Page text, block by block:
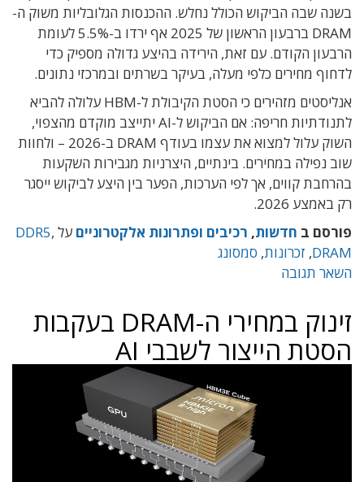
בשנה שבה הביקוש הכולל נחלש. ההכנסות הגלובליות משוק ה-
DRAM ברבעון הראשון של 2025 אף ירדו ב-5.5% לעומת
הרבעון הקודם. עם זאת, הירידה בהיצע גדולה מספיק כדי
לדחוף מחירים כלפי מעלה, בעיקר בשרתים ובמרכזי נתונים.
אנליסטים מזהירים כי הסטת הקיבולת ל-HBM עלולה להביא
לתנודתיות חריפה: אם הביקוש ל-AI יתייצב מוקדם מהצפוי,
השוק עלול למצוא את עצמו בעודף DRAM ב-2026 – ולחוות
שוב נפילה במחירים. בינתיים, היצרניות מגבירות השקעות
בהרחבת קווים, אך לפי הערכות, הפער בין היצע לביקוש ייסגר
רק באמצע 2026.
פורסם ב חדשות, רכיבים ופתרונות אלקטרוניים על DDR5,
DRAM
, זכרונות, סמסונג
השאר תגובה
זינוק במחירי ה-DRAM בעקבות
הסטת הייצור לשבבי AI